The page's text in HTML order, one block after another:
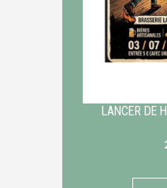
LANCER DE